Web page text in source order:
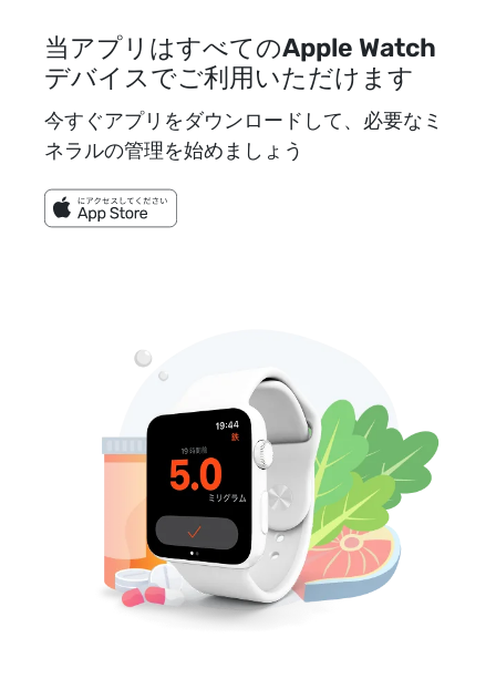
当アプリはすべてのApple Watch
デバイスでご利用いただけます
今すぐアプリをダウンロードして、必要なミ
ネラルの管理を始めましょう